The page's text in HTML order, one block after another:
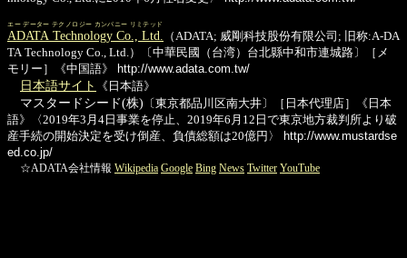
ADATA Technology Co., Ltd.
エー データー テクノロジー カンパニー リミテッド
（ADATA; 威剛科技股份有限公司; 旧称:A-DA
TA Technology Co., Ltd.）〔中華民國（台湾）台北縣中和市連城路〕［メ
モリー］《中国語》
http://www.adata.com.tw/
日本語サイト 《日本語》
マスタードシード(株) 〔東京都品川区南大井〕［日本代理店］《日本
語》〈2019年3月4日事業を停止、2019年6月12日で東京地方裁判所より破
産手続の開始決定を受け倒産、負債総額は20億円〉
http://www.mustardse
ed.co.jp/
☆ADATA会社情報 Wikipedia Google Bing News Twitter YouTube